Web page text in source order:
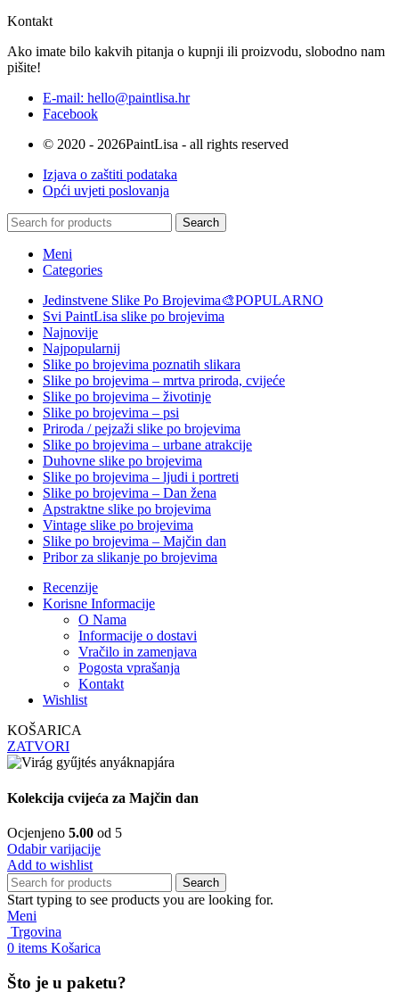
Kontakt
Ako imate bilo kakvih pitanja o kupnji ili proizvodu, slobodno nam
pišite!
E-mail: hello@paintlisa.hr
Facebook
© 2020 - 2026PaintLisa - all rights reserved
Izjava o zaštiti podataka
Opći uvjeti poslovanja
Search
Meni
Categories
Jedinstvene Slike Po Brojevima🎨POPULARNO
Svi PaintLisa slike po brojevima
Najnovije
Najpopularnij
Slike po brojevima poznatih slikara
Slike po brojevima – mrtva priroda, cvijeće
Slike po brojevima – životinje
Slike po brojevima – psi
Priroda / pejzaži slike po brojevima
Slike po brojevima – urbane atrakcije
Duhovne slike po brojevima
Slike po brojevima – ljudi i portreti
Slike po brojevima – Dan žena
Apstraktne slike po brojevima
Vintage slike po brojevima
Slike po brojevima – Majčin dan
Pribor za slikanje po brojevima
Recenzije
Korisne Informacije
O Nama
Informacije o dostavi
Vračilo in zamenjava
Pogosta vprašanja
Kontakt
Wishlist
KOŠARICA
ZATVORI
Kolekcija cvijeća za Majčin dan
Ocjenjeno 5.00 od 5
Odabir varijacije
Add to wishlist
Search
Start typing to see products you are looking for.
Meni
Trgovina
0 items Košarica
Što je u paketu?